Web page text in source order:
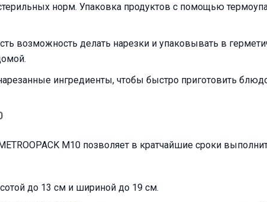
норм. Упаковка продуктов с помощью
возможность делать нарезки и упаковывать в
ингредиенты, чтобы быстро приготовить
M10 позволяет в кратчайшие сроки
до 13 см и шириной до 19 см.